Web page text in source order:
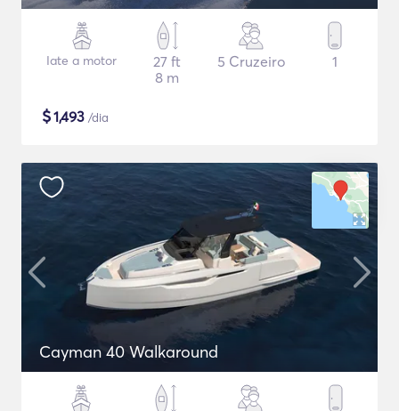
Iate a motor
27 ft
8 m
5 Cruzeiro 1
$1,493 /dia
Cayman 40 Walkaround